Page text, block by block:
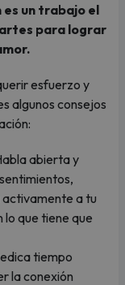
un trabajo el
para lograr
esfuerzo y
algunos consejos
abierta y
a tu
lo que tiene que
tiempo
la conexión